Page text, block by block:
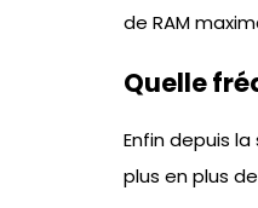
de RAM
Quelle
Enfin depuis
plus en plus